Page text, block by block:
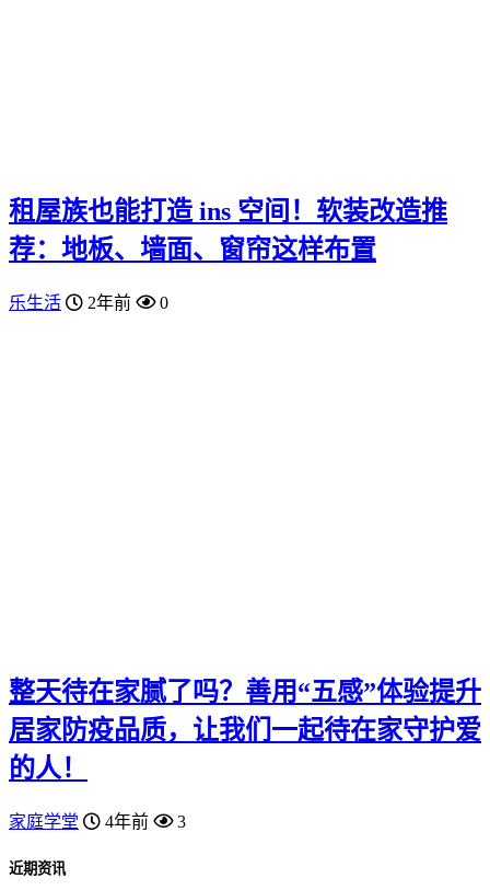
租屋族也能打造 ins 空间！软装改造推
荐：地板、墙面、窗帘这样布置
乐生活 2年前 0
整天待在家腻了吗？善用“五感”体验提升
居家防疫品质，让我们一起待在家守护爱
的人！
家庭学堂 4年前 3
近期资讯